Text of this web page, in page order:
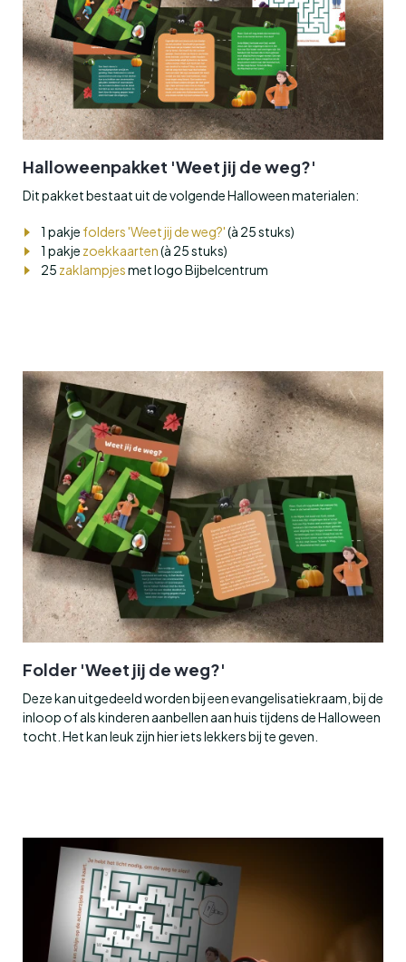
Halloweenpakket 'Weet jij de weg?'
Dit pakket bestaat uit de volgende Halloween materialen:
1 pakje folders 'Weet jij de weg?'(à 25 stuks)
1 pakje zoekkaarten(à 25 stuks)
25 zaklampjesmet logo Bijbelcentrum
Folder 'Weet jij de weg?'
Deze kan uitgedeeld worden bij een evangelisatiekraam, bij de
inloop of als kinderen aanbellen aan huis tijdens de Halloween
tocht. Het kan leuk zijn hier iets lekkers bij te geven.